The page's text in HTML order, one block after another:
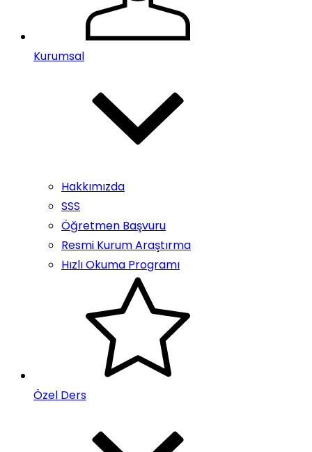
Kurumsal
Hakkımızda
SSS
Öğretmen Başvuru
Resmi Kurum Araştırma
Hızlı Okuma Programı
Özel Ders